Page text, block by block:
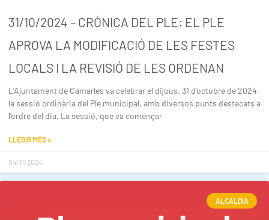
31/10/2024 – CRÒNICA DEL PLE: EL PLE
APROVA LA MODIFICACIÓ DE LES FESTES
LOCALS I LA REVISIÓ DE LES ORDENAN
L’Ajuntament de Camarles va celebrar el dijous, 31 d’octubre de 2024,
la sessió ordinària del Ple municipal, amb diversos punts destacats a
l’ordre del dia. La sessió, que va començar
LLEGIR MÉS »
04/11/2024
ALCALDIA